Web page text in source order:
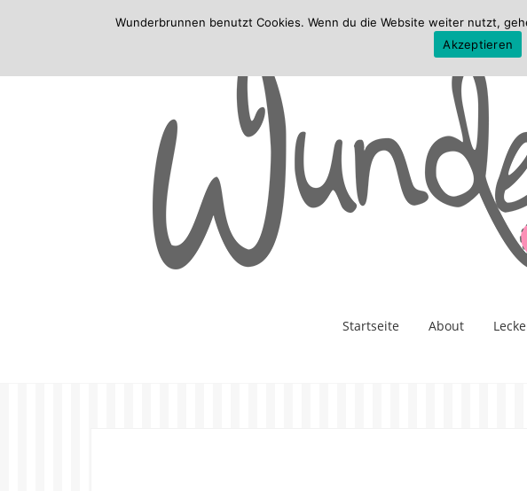
Startseite About
Wunderbrunnen benutzt Cookies. Wenn du die Website weiter nutzt,
Akzeptieren